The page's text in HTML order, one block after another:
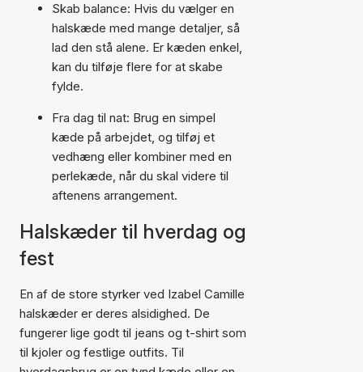
Skab balance: Hvis du vælger en
halskæde med mange detaljer, så
lad den stå alene. Er kæden enkel,
kan du tilføje flere for at skabe
fylde.
Fra dag til nat: Brug en simpel
kæde på arbejdet, og tilføj et
vedhæng eller kombiner med en
perlekæde, når du skal videre til
aftenens arrangement.
Halskæder til hverdag og
fest
En af de store styrker ved Izabel Camille
halskæder er deres alsidighed. De
fungerer lige godt til jeans og t-shirt som
til kjoler og festlige outfits. Til